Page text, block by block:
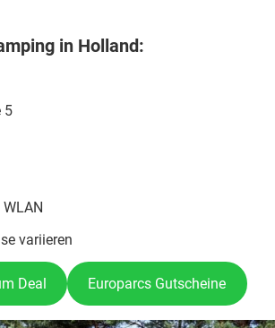
in Holland:
5
variieren
Deal Europarcs Gutscheine